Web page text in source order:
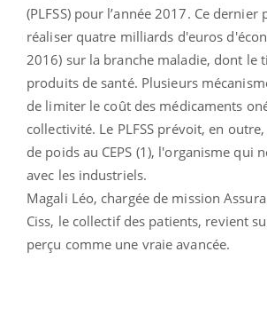
(PLFSS) pour l’année 2017. Ce dernier
réaliser quatre milliards d'euros
2016) sur la branche maladie, dont le
produits de santé. Plusieurs
de limiter le coût des médicaments
collectivité. Le PLFSS prévoit, en
de poids au CEPS (1), l'organisme qui
avec les industriels.
Magali Léo, chargée de mission
Ciss, le collectif des patients, revient
perçu comme une vraie avancée.